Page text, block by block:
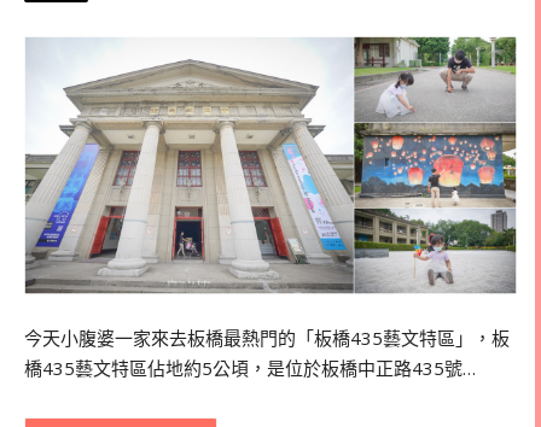
今天小腹婆一家來去板橋最熱門的「板橋435藝文特區」，板
橋435藝文特區佔地約5公頃，是位於板橋中正路435號…